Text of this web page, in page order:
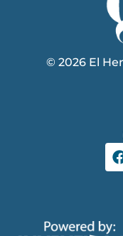
© 2026 El